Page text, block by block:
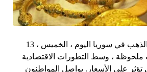
يشهد سعر جرام من الذهب في سوريا اليوم ، الخميس ، 13
، تغييرات ملحوظة ، وسط التطورات الاقتصادية
تؤثر على الأسعار. يواصل المواطنون